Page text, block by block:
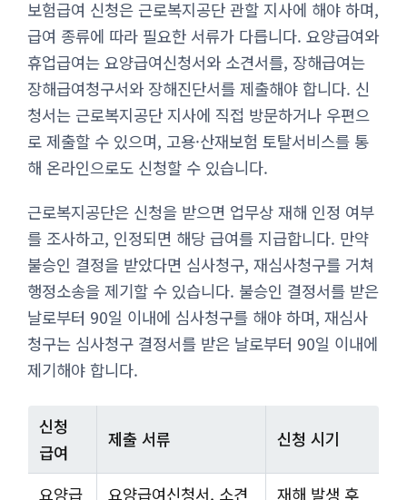
보험급여 신청은 근로복지공단 관할 지사에 해야 하며,
급여 종류에 따라 필요한 서류가 다릅니다. 요양급여와
휴업급여는 요양급여신청서와 소견서를, 장해급여는
장해급여청구서와 장해진단서를 제출해야 합니다. 신
청서는 근로복지공단 지사에 직접 방문하거나 우편으
로 제출할 수 있으며, 고용·산재보험 토탈서비스를 통
해 온라인으로도 신청할 수 있습니다.
근로복지공단은 신청을 받으면 업무상 재해 인정 여부
를 조사하고, 인정되면 해당 급여를 지급합니다. 만약
불승인 결정을 받았다면 심사청구, 재심사청구를 거쳐
행정소송을 제기할 수 있습니다. 불승인 결정서를 받은
날로부터 90일 이내에 심사청구를 해야 하며, 재심사
청구는 심사청구 결정서를 받은 날로부터 90일 이내에
제기해야 합니다.
신청
급여
제출 서류 신청 시기
요양급 요양급여신청서, 소견 재해 발생 후